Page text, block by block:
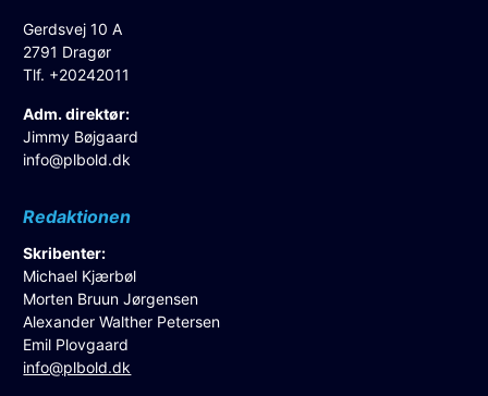
Gerdsvej 10 A
2791 Dragør
Tlf. +20242011
Adm. direktør:
Jimmy Bøjgaard
info@plbold.dk
Redaktionen
Skribenter:
Michael Kjærbøl
Morten Bruun Jørgensen
Alexander Walther Petersen
Emil Plovgaard
info@plbold.dk